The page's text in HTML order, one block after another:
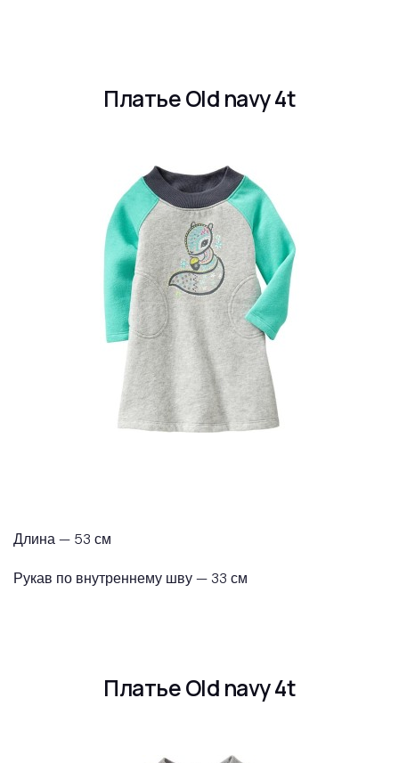
Платье Old navy 4t
Длина — 53 см
Рукав по внутреннему шву — 33 см
Платье Old navy 4t